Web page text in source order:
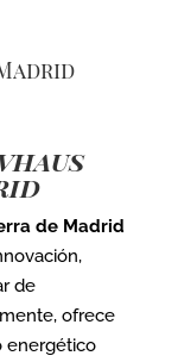
de Madrid
de
ofrece
energético